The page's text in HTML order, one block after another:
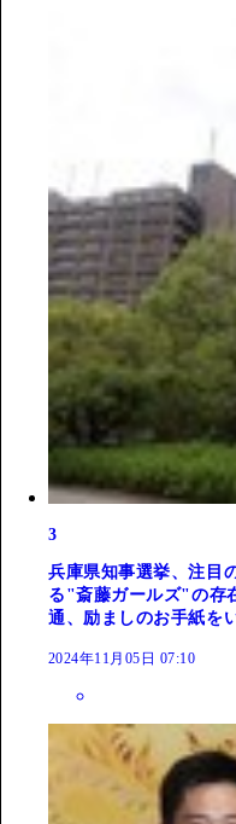
3
兵庫県知事選挙、注目
る"斎藤ガールズ"の存
通、励ましのお手紙を
2024年11月05日 07:10